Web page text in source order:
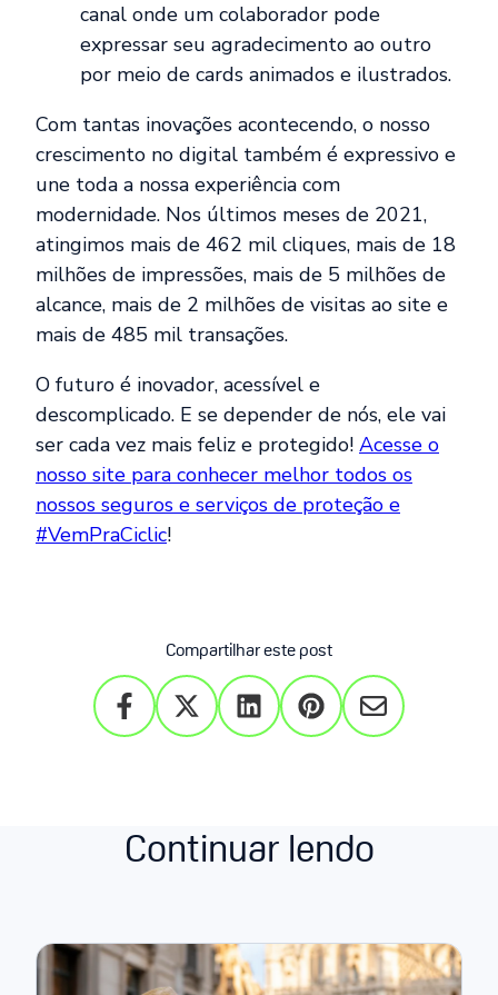
canal onde um colaborador pode
expressar seu agradecimento ao outro
por meio de cards animados e ilustrados.
Com tantas inovações acontecendo, o nosso
crescimento no digital também é expressivo e
une toda a nossa experiência com
modernidade. Nos últimos meses de 2021,
atingimos mais de 462 mil cliques, mais de 18
milhões de impressões, mais de 5 milhões de
alcance, mais de 2 milhões de visitas ao site e
mais de 485 mil transações.
O futuro é inovador, acessível e
descomplicado. E se depender de nós, ele vai
ser cada vez mais feliz e protegido! Acesse o
nosso site para conhecer melhor todos os
nossos seguros e serviços de proteção e
#VemPraCiclic!
Compartilhar este post
Continuar lendo